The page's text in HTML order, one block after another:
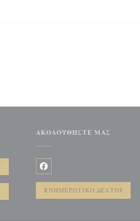
ΑΚΟΛΟΥΘΉΣΤΕ ΜΑΣ
Facebook ((ανοίγει σε νέο
ΕΝΗΜΕΡΩΤΙΚΌ ΔΕΛΤΊΟ